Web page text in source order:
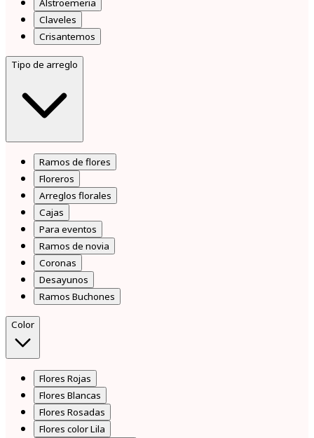
Alstroemeria
Claveles
Crisantemos
Tipo de arreglo
Ramos de flores
Floreros
Arreglos florales
Cajas
Para eventos
Ramos de novia
Coronas
Desayunos
Ramos Buchones
Color
Flores Rojas
Flores Blancas
Flores Rosadas
Flores color Lila